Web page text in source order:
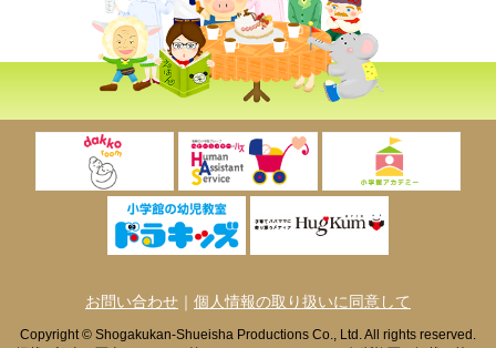
お問い合わせ ｜ 個人情報の取り扱いに同意して
Copyright © Shogakukan-Shueisha Productions Co., Ltd. All rights reserved.